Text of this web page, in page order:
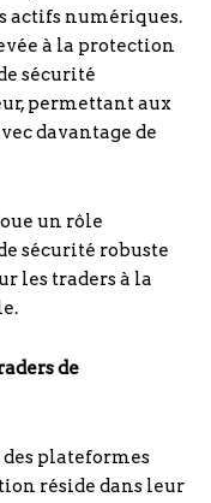
actifs numériques.
à la protection
sécurité
permettant aux
davantage de
un rôle
sécurité robuste
les traders à la
de
des plateformes
réside dans leur